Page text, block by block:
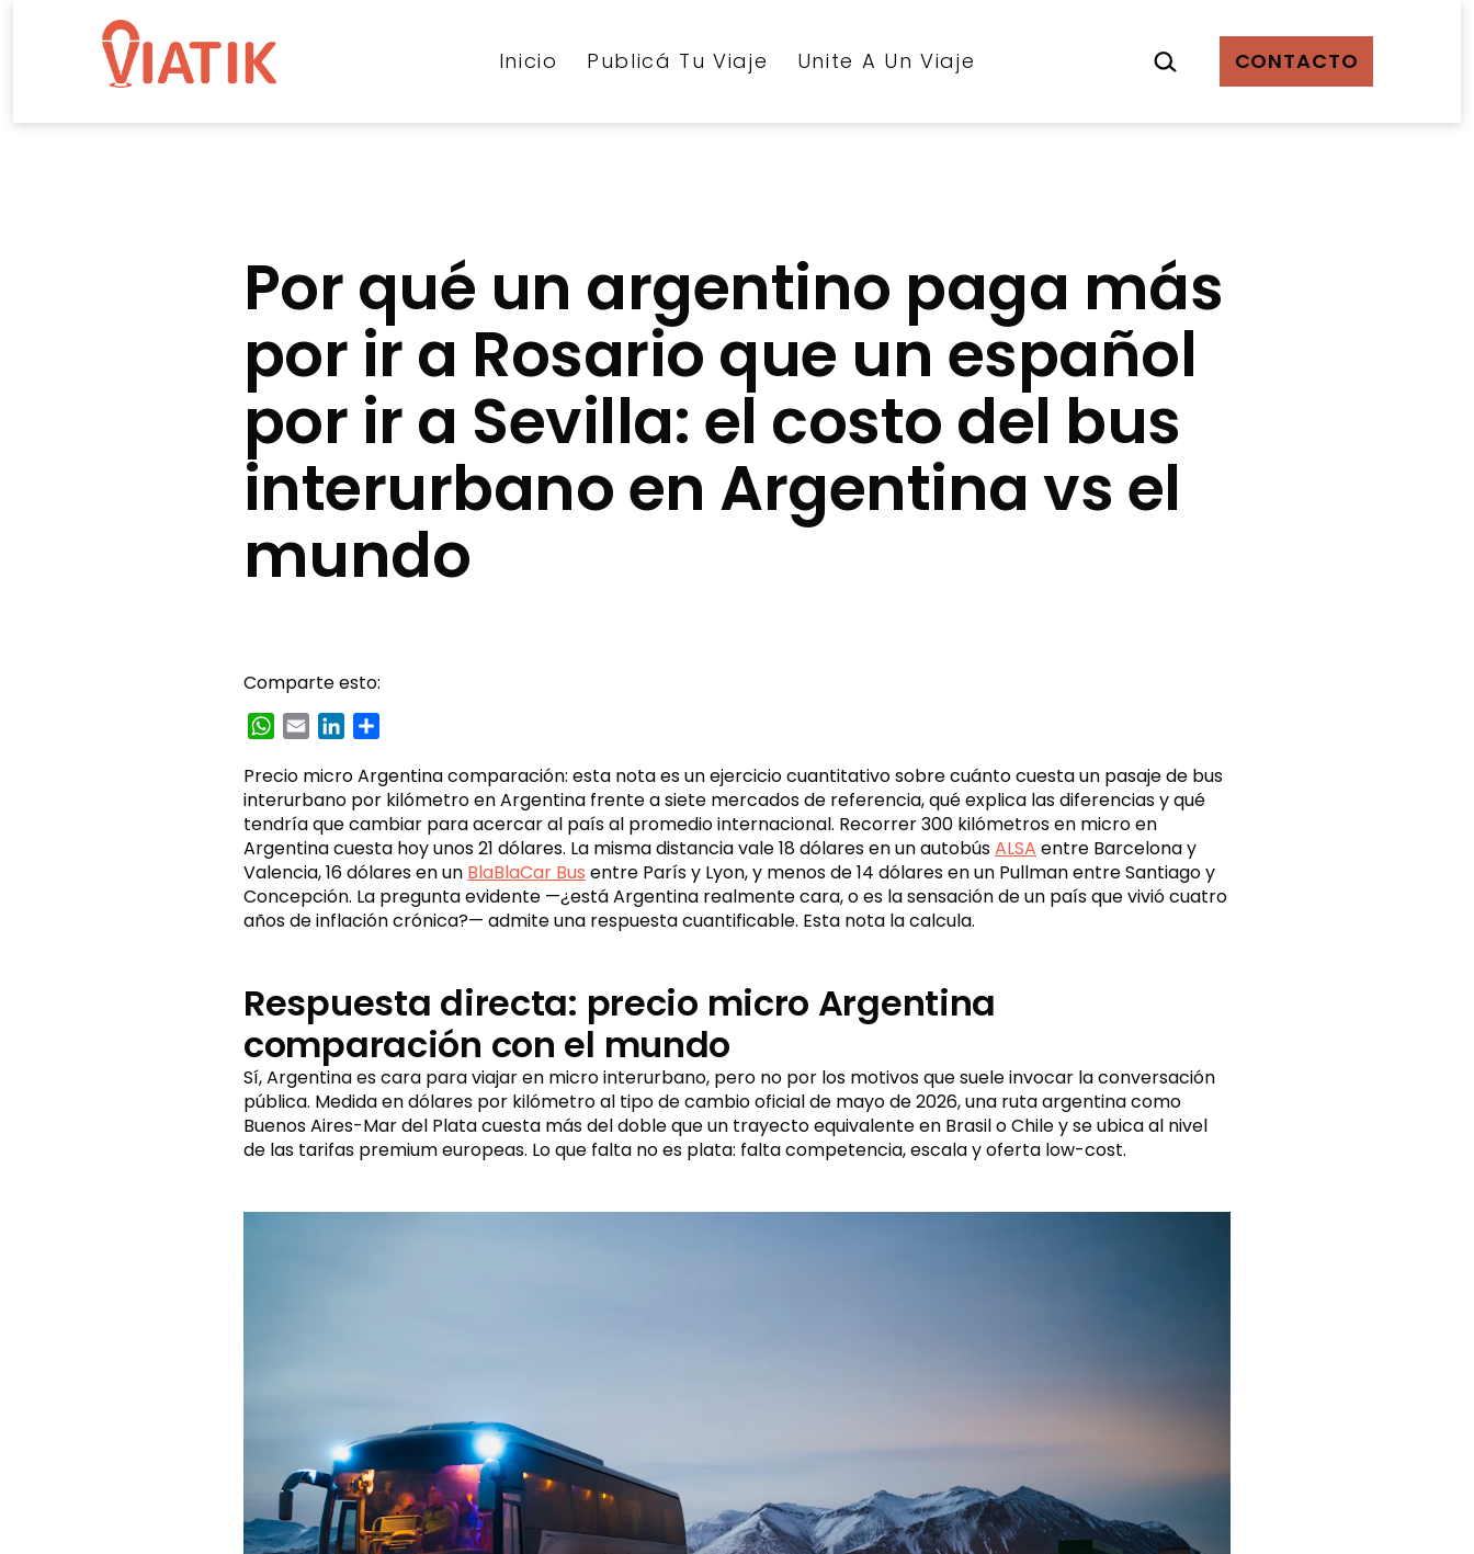
Inicio Publicá Tu Viaje Unite A Un Viaje Buscar... CONTACTO
Por qué un argentino paga más
por ir a Rosario que un español
por ir a Sevilla: el costo del bus
interurbano en Argentina vs el
mundo
Comparte esto:
WhatsApp
Email LinkedIn
Precio micro Argentina comparación: esta nota es un ejercicio cuantitativo sobre cuánto cuesta un pasaje de bus
interurbano por kilómetro en Argentina frente a siete mercados de referencia, qué explica las diferencias y qué
tendría que cambiar para acercar al país al promedio internacional. Recorrer 300 kilómetros en micro en
Argentina cuesta hoy unos 21 dólares. La misma distancia vale 18 dólares en un autobúsALSA entre Barcelona y
Valencia, 16 dólares en un BlaBlaCar Bus entre París y Lyon, y menos de 14 dólares en un Pullman entre Santiago y
Concepción. La pregunta evidente —¿está Argentina realmente cara, o es la sensación de un país que vivió cuatro
años de inflación crónica?— admite una respuesta cuantificable. Esta nota la calcula.
Respuesta directa: precio micro Argentina
comparación con el mundo
Sí, Argentina es cara para viajar en micro interurbano, pero no por los motivos que suele invocar la conversación
pública. Medida en dólares por kilómetro al tipo de cambio oficial de mayo de 2026, una ruta argentina como
Buenos Aires-Mar del Plata cuesta más del doble que un trayecto equivalente en Brasil o Chile y se ubica al nivel
de las tarifas premium europeas. Lo que falta no es plata: falta competencia, escala y oferta low-cost.